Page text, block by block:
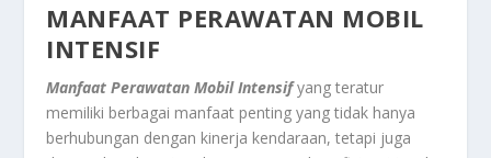
MANFAAT PERAWATAN MOBIL
INTENSIF
Manfaat Perawatan Mobil Intensifyang teratur
memiliki berbagai manfaat penting yang tidak hanya
berhubungan dengan kinerja kendaraan, tetapi juga